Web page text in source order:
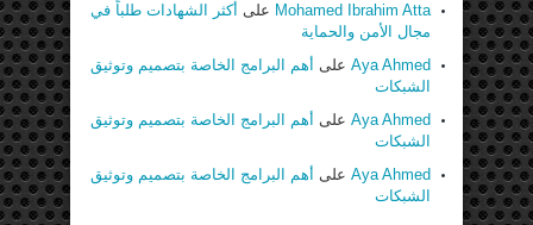
Mohamed Ibrahim Atta على أكثر الشهادات طلباً في
مجال الأمن والحماية
Aya Ahmed على أهم البرامج الخاصة بتصميم وتوثيق
الشبكات
Aya Ahmed على أهم البرامج الخاصة بتصميم وتوثيق
الشبكات
Aya Ahmed على أهم البرامج الخاصة بتصميم وتوثيق
الشبكات